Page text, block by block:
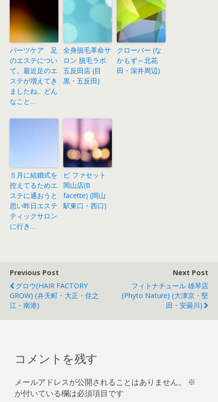
パーツケア 足
のエステについ
て。最近足のエ
ステが増えてき
ましたね。どん
なこと…
全身脱毛革命サ
ロン 脱毛ラボ
五反田店 (目
黒・五反田)
クローバー (な
かもず～北花
田・深井周辺)
５月に結婚式を
控えてるためエ
ステに通おうと
思い昨日エステ
ティックサロン
に行き…
ビ ファセット
岡山店(B
facette) (岡山
駅東口・西口)
Previous Post
グロウ(HAIR FACTORY
GROW) (弁天町・大正・住之
江・南港)
Next Post
フィトナチュール 雄琴店
(Phyto Nature) (大津京・堅
田・安曇川)
コメントを残す
メールアドレスが公開されることはありません。
※
が付いている欄は必須項目です